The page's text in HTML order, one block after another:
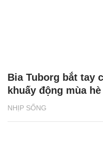
NHỊP SỐNG
Bia Tuborg bắt tay
khuấy động mùa hè